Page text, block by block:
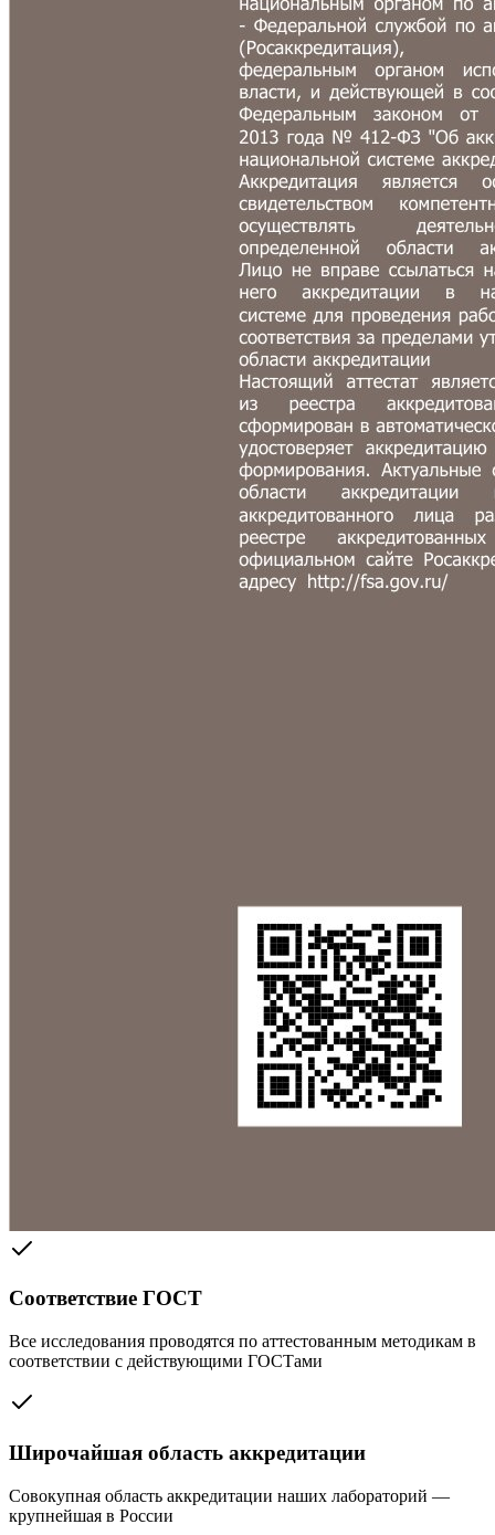
Соответствие ГОСТ
Все исследования проводятся по аттестованным методикам в
соответствии с действующими ГОСТами
Широчайшая область аккредитации
Совокупная область аккредитации наших лабораторий —
крупнейшая в России